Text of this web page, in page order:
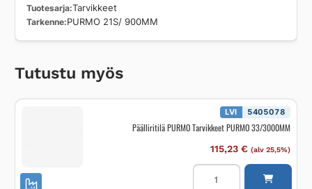
Tuotesarja Tarvikkeet
Tarkenne PURMO 21S/ 900MM
Tutustu myös
LVI 5405078
Päälliritilä PURMO Tarvikkeet PURMO 33/3000MM
115,23 € (alv 25,5%)
Päälliritilä
PURMO